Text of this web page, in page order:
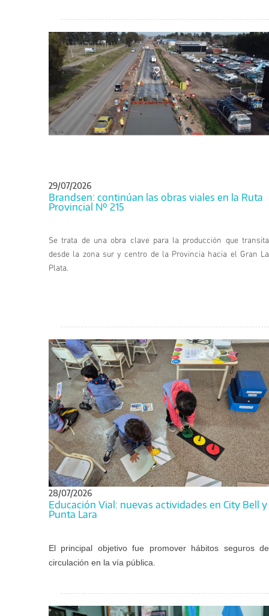
29/07/2026
Brandsen: continúan las obras viales en la Ruta
Provincial Nº 215
Se trata de una obra clave para la producción que transita
desde la zona sur y centro de la Provincia hacia el Gran La
Plata.
28/07/2026
Educación Vial: nuevas actividades en City Bell y
Punta Lara
El principal objetivo fue promover hábitos seguros de
circulación en la vía pública.